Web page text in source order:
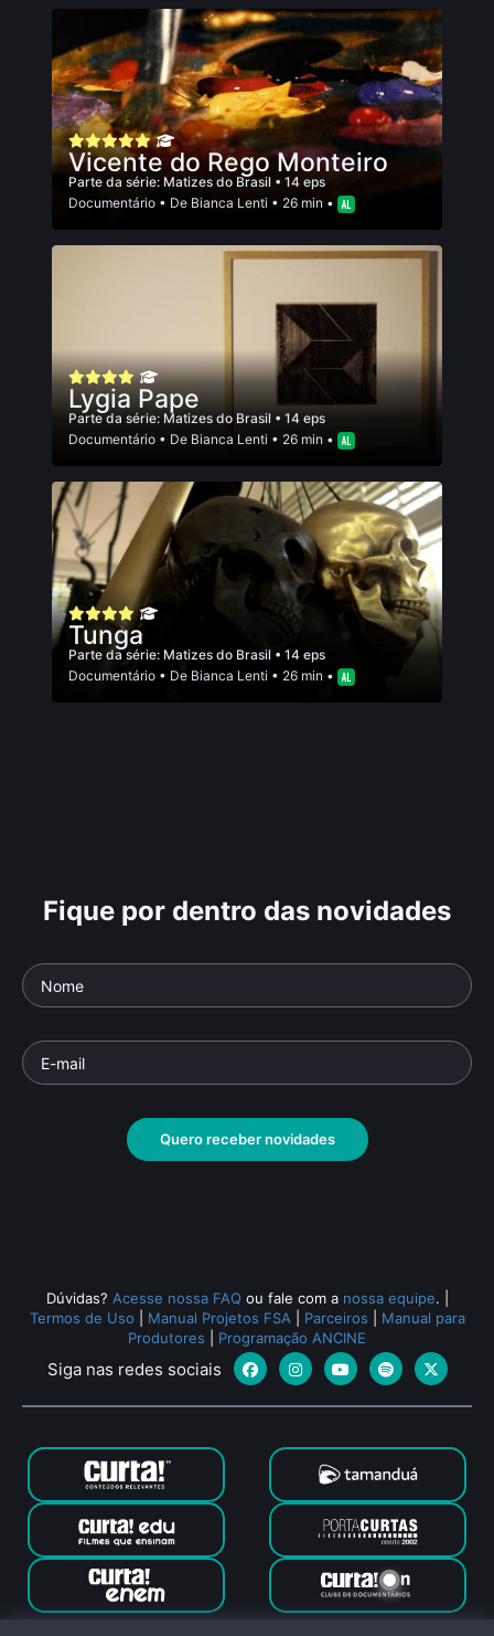
Vicente do Rego Monteiro
Parte da série: Matizes do Brasil • 14 eps
Documentário • De Bianca Lenti • 26 min •
Lygia Pape
Parte da série: Matizes do Brasil • 14 eps
Documentário • De Bianca Lenti • 26 min •
Tunga
Parte da série: Matizes do Brasil • 14 eps
Documentário • De Bianca Lenti • 26 min •
Fique por dentro das novidades
Quero receber novidades
Dúvidas? Acesse nossa FAQ ou fale com a nossa equipe.
Termos de Uso
Manual Projetos FSA Parceiros
Manual para
Produtores
Programação ANCINE
Siga nas redes sociais